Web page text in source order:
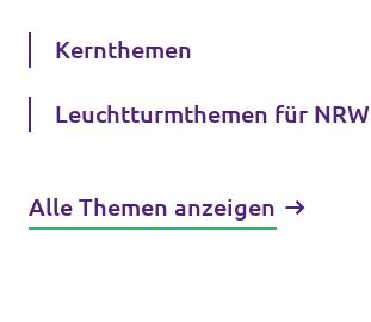
Kernthemen
Leuchtturmthemen für NRW
Alle Themen anzeigen